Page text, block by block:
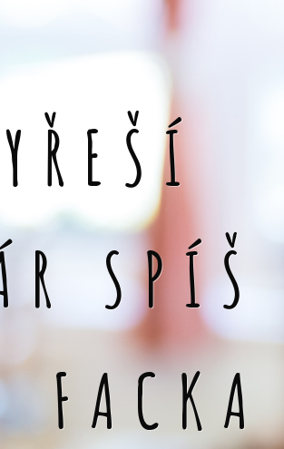
SPÍŠ
FACKA